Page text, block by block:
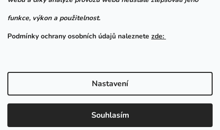
funkce, výkon a použitelnost.
Podmínky ochrany osobních údajů naleznete zde:
Nastavení
Souhlasím
Vytvořil Shoptet
Chovatelské potřeby Brno